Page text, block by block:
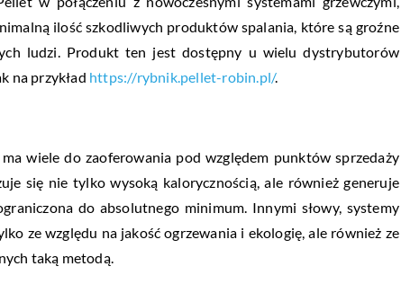
ilość szkodliwych produktów spalania, które są groźne
ludzi. Produkt ten jest dostępny u wielu dystrybutorów
na przykład https://rybnik.pellet-robin.pl/.
wiele do zaoferowania pod względem punktów sprzedaży
się nie tylko wysoką kalorycznością, ale również generuje
do absolutnego minimum. Innymi słowy, systemy
ze względu na jakość ogrzewania i ekologię, ale również ze
taką metodą.